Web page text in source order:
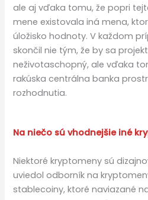
ale aj vďaka tomu, že popri
mene existovala iná mena,
úložisko hodnoty. V každom
skončil nie tým, že by sa
neživotaschopný, ale vďaka
rakúska centrálna banka
rozhodnutia.
Na niečo sú vhodnejšie iné
Niektoré kryptomeny sú
uviedol odborník na
stablecoiny, ktoré naviazané